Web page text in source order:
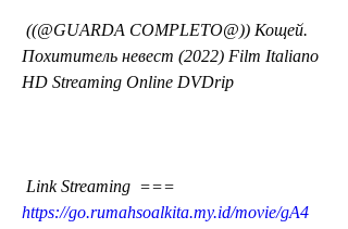
Похититель невест (2022) Film Italiano
HD Streaming Online DVDrip
https://go.rumahsoalkita.my.id/movie/gA4